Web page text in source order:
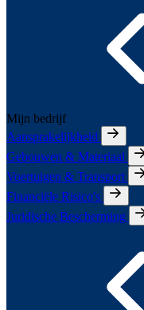
Mijn bedrijf
Aansprakelijkheid
Gebouwen & Materiaal
Voertuigen & Transport
Financiële Risico's
Juridische Bescherming